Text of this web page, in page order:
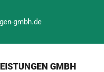
gmbh.de
GMBH